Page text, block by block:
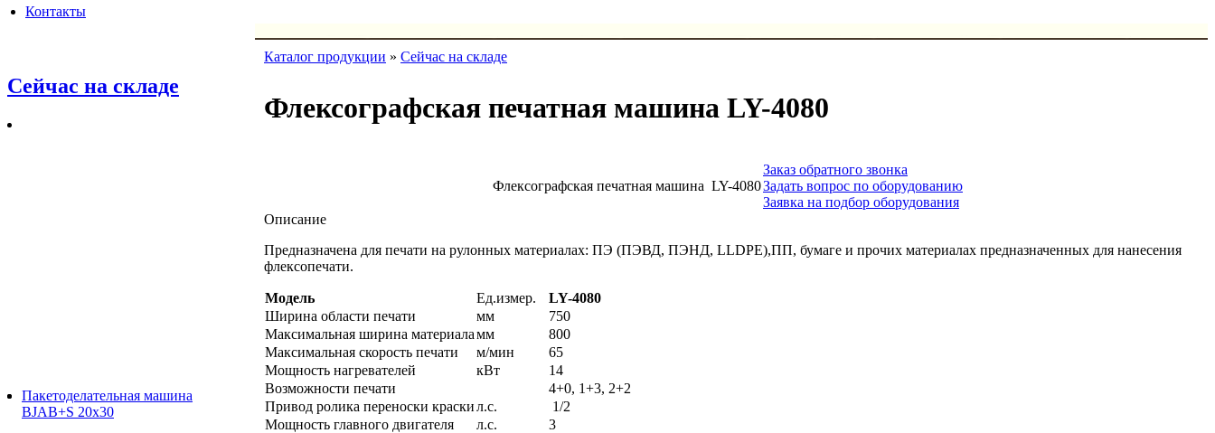
Контакты
Сейчас на складе
Пакетоделательная машина
BJAB+S 20x30
Каталог продукции » Сейчас на складе
Флексографская печатная машина LY-4080
Флексографская печатная машина LY-4080
Заказ обратного звонка
Задать вопрос по оборудованию
Заявка на подбор оборудования
Описание
Предназначена для печати на рулонных материалах: ПЭ (ПЭВД, ПЭНД, LLDPE),ПП, бумаге и прочих материалах предназначенных для нанесения
флексопечати.
Модель Ед.измер.
LY-4080
Ширина области печати
мм
750
Максимальная ширина материаламм
800
Максимальная скорость печати
м/мин
65
Мощность нагревателей
кВт
14
Возможности печати
4+0, 1+3, 2+2
Привод ролика переноски краскил.с.
1/2
Мощность главного двигателя
л.с.
3